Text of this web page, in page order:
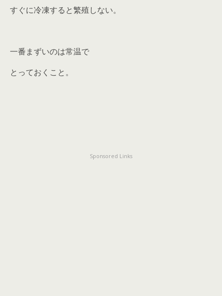
すぐに冷凍すると繁殖しない。
一番まずいのは常温で
とっておくこと。
Sponsored Links